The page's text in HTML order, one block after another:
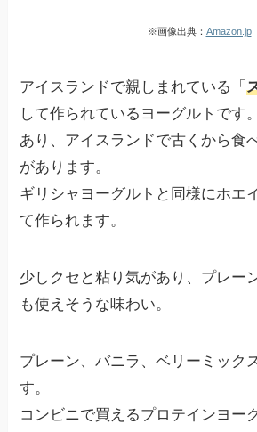
※画像出典： Amazon.jp
アイスランドで親しまれている「
して作られているヨーグルトです
あり、アイスランドで古くから食
があります。
ギリシャヨーグルトと同様にホエ
て作られます。
少しクセと粘り気があり、プレー
も使えそうな味わい。
プレーン、バニラ、ベリーミック
す。
コンビニで買えるプロテインヨー